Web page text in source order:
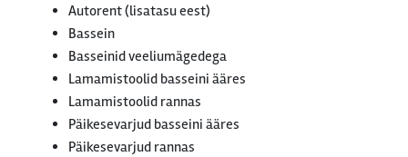
Autorent (lisatasu eest)
Bassein
Basseinid veeliumägedega
Lamamistoolid basseini ääres
Lamamistoolid rannas
Päikesevarjud basseini ääres
Päikesevarjud rannas